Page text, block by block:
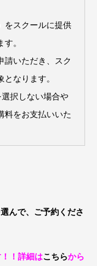
をスクールに提供
。
請いただき、スク
なります。
択しない場合や
料をお支払いいた
んで、ご予約くださ
！詳細はこちらから